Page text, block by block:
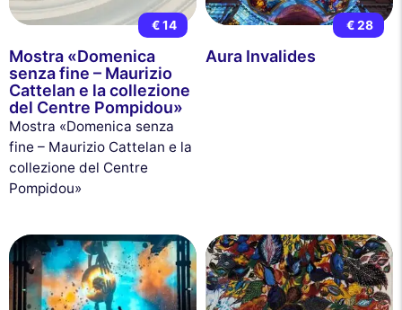
€ 14
Mostra «Domenica
senza fine – Maurizio
Cattelan e la collezione
del Centre Pompidou»
Mostra «Domenica senza
fine – Maurizio Cattelan e la
collezione del Centre
Pompidou»
€ 28
Aura Invalides